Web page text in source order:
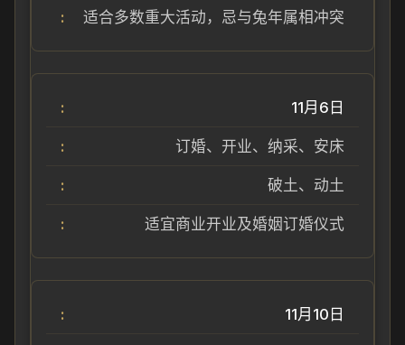
适合多数重大活动，忌与兔年属相冲突
11月6日
订婚、开业、纳采、安床
破土、动土
适宜商业开业及婚姻订婚仪式
11月10日